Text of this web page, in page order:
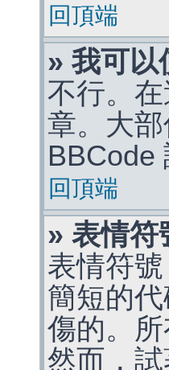
回頂端
» 我可以
不行。
章。大
BBCode
回頂端
» 表情符
表情符
簡短的
傷的。
然而，